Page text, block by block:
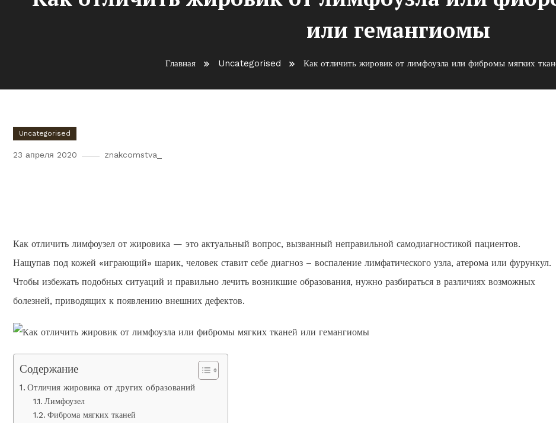
или гемангиомы
Главная Uncategorised Как отличить жировик от лимфоузла или фибромы мягких
Uncategorised
23 апреля 2020 znakcomstva_
Как отличить лимфоузел от жировика — это актуальный вопрос, вызванный неправильной самодиагностикой пациентов.
Нащупав под кожей «играющий» шарик, человек ставит себе диагноз – воспаление лимфатического узла, атерома или фурункул.
Чтобы избежать подобных ситуаций и правильно лечить возникшие образования, нужно разбираться в различиях возможных
болезней, приводящих к появлению внешних дефектов.
Содержание
Отличия жировика от других образований
Лимфоузел
Фиброма мягких тканей